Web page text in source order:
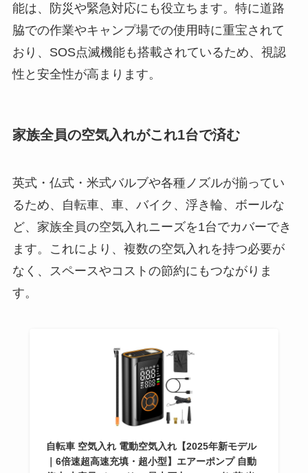
能は、防災や緊急対応にも役立ちます。特に道路
脇での作業やキャンプ場での使用時に重宝されて
おり、SOS点滅機能も搭載されているため、視認
性と安全性が高まります。
家族全員の空気入れがこれ1台で済む
英式・仏式・米式バルブや各種ノズルが揃ってい
るため、自転車、車、バイク、浮き輪、ボールな
ど、家族全員の空気入れニーズを1台でカバーでき
ます。これにより、複数の空気入れを持つ必要が
なく、スペースやコストの節約にもつながりま
す。
自転車 空気入れ 電動空気入れ【2025年新モデル
｜6倍速超高速充填・超小型】エアーポンプ 自動